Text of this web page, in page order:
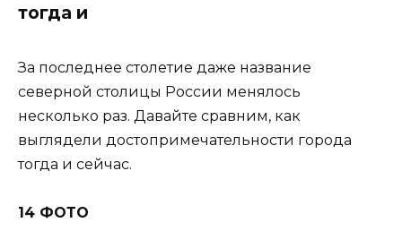
тогда и
За последнее столетие даже название
северной столицы России менялось
несколько раз. Давайте сравним, как
выглядели достопримечательности города
тогда и сейчас.
14 ФОТО